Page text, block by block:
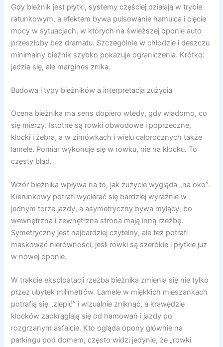
Gdy bieżnik jest płytki, systemy częściej działają w trybie
ratunkowym, a efektem bywa pulsowanie hamulca i cięcie
mocy w sytuacjach, w których na świeższej oponie auto
przeszłoby bez dramatu. Szczególnie w chłodzie i deszczu
minimalny bieżnik szybko pokazuje ograniczenia. Krótko:
jedzie się, ale margines znika.
Budowa i typy bieżników a interpretacja zużycia
Ocena bieżnika ma sens dopiero wtedy, gdy wiadomo, co
się mierzy. Istotne są rowki obwodowe i poprzeczne,
klocki i żebra, a w zimówkach i wielu całorocznych także
lamele. Pomiar wykonuje się w rowku, nie na klocku. To
częsty błąd.
Wzór bieżnika wpływa na to, jak zużycie wygląda „na oko”.
Kierunkowy potrafi wycierać się bardziej wyraźnie w
jednym torze jazdy, a asymetryczny bywa mylący, bo
wewnętrzna i zewnętrzna strona mają inną rzeźbę.
Symetryczny jest najbardziej czytelny, ale też potrafi
maskować nierówności, jeśli rowki są szerokie i płytkie już
w nowej oponie.
W trakcie eksploatacji rzeźba bieżnika zmienia się nie tylko
przez ubytek milimetrów. Lamele w miękkich mieszankach
potrafią się „zlepić” i wizualnie zniknąć, a krawędzie
klocków zaokrąglają się od hamowań i jazdy po
rozgrzanym asfalcie. Kto ogląda opony głównie na
parkingu pod domem, często widzi jedynie, że „rowki